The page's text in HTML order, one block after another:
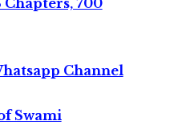
Chapters, 700
Channel
Swami